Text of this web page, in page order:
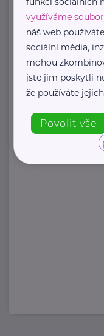
využíváme
náš web
sociální média,
mohou
jste jim poskytli
že používáte
Povolit vše